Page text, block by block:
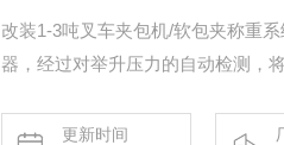
改装1-3吨叉车夹包机/软包夹称重
器，经过对举升压力的自动检测，
记重工具。每升降一次，微处理器
更新时间